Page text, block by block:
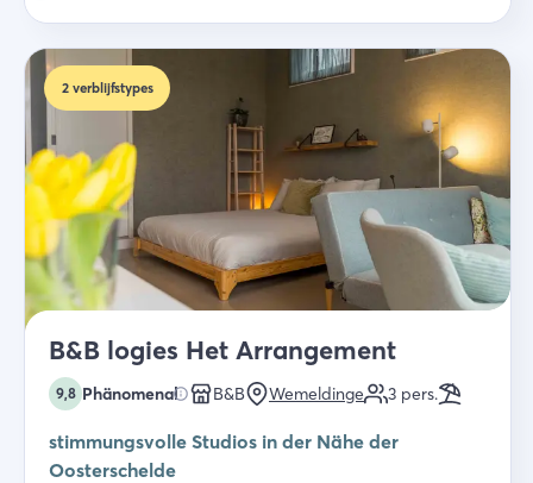
2 verblijfstypes
B&B logies Het Arrangement
9,8 Phänomenal B&B Wemeldinge 3 pers.
stimmungsvolle Studios in der Nähe der
Oosterschelde